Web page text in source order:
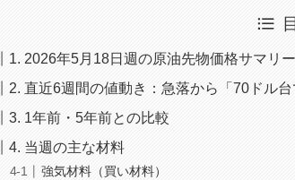
1. 2026年5月18日週の原油先物価格サマリー
2. 直近6週間の値動き：急落から「70ドル
3. 1年前・5年前との比較
4. 当週の主な材料
強気材料（買い材料）